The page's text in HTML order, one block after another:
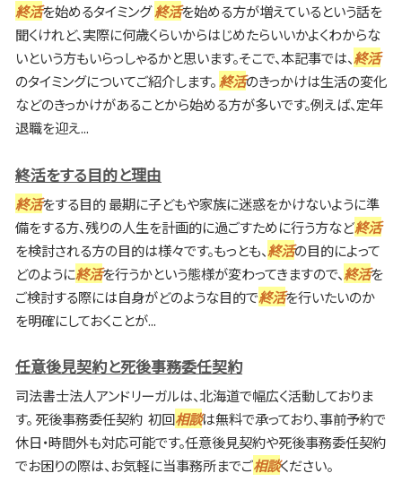
終活を始めるタイミング終活を始める方が増えているという話を
聞くけれど、実際に何歳くらいからはじめたらいいかよくわからな
いという方もいらっしゃるかと思います。そこで、本記事では、終活
のタイミングについてご紹介します。終活のきっかけは生活の変化
などのきっかけがあることから始める方が多いです。例えば、定年
退職を迎え...
終活をする目的と理由
終活をする目的 最期に子どもや家族に迷惑をかけないように準
備をする方、残りの人生を計画的に過ごすために行う方など終活
を検討される方の目的は様々です。もっとも、終活の目的によって
どのように終活を行うかという態様が変わってきますので、終活を
ご検討する際には自身がどのような目的で終活を行いたいのか
を明確にしておくことが...
任意後見契約と死後事務委任契約
司法書士法人アンドリーガルは、北海道で幅広く活動しておりま
す。 死後事務委任契約 初回相談は無料で承っており、事前予約で
休日・時間外も対応可能です。任意後見契約や死後事務委任契約
でお困りの際は、お気軽に当事務所までご相談ください。